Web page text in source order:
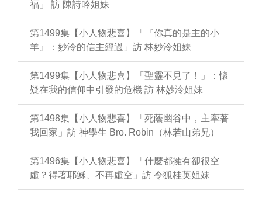
福」 訪 陳詩吟姐妹
第1499集【小人物悲喜】「『你真的是主的小
羊』：妙泠的信主經過」訪 林妙泠姐妹
第1499集【小人物悲喜】「聖靈不見了！」：懷
疑在我的信仰中引發的危機 訪 林妙泠姐妹
第1498集【小人物悲喜】「死蔭幽谷中，主牽著
我回家」訪 神學生 Bro. Robin（林若山弟兄）
第1496集【小人物悲喜】「什麼都擁有卻很空
虛？得著耶穌、不再虛空」訪 令狐桂英姐妹